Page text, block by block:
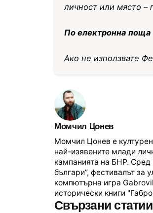
личност или място –
По електронна поща
Ако не използвате
Момчил Цонев
Момчил Цонев е
най-изявените млади
кампанията на БНР. Сред
българи”, фестивалът за
компютърна игра
исторически книги
Свързани статии